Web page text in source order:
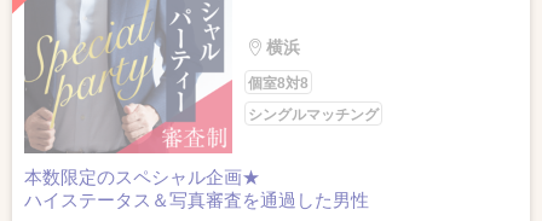
横浜
個室8対8
シングルマッチング
本数限定のスペシャル企画★
ハイステータス＆写真審査を通過した男性